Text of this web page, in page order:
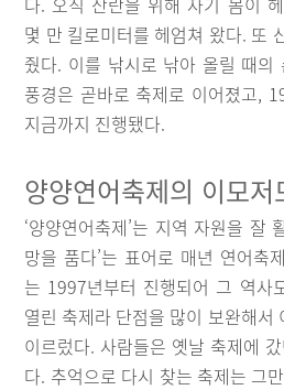
몇 만 킬로미터를 헤엄쳐 왔다. 또
줬다. 이를 낚시로 낚아 올릴 때의
풍경은 곧바로 축제로 이어졌고,
지금까지 진행됐다.
양양연어축제의 이모저
‘양양연어축제’는 지역 자원을 잘
망을 품다’는 표어로 매년 연어축
는 1997년부터 진행되어 그 역사
열린 축제라 단점을 많이 보완해서
이르렀다. 사람들은 옛날 축제에
다. 추억으로 다시 찾는 축제는 그